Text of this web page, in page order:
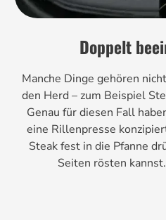
Doppelt
Manche Dinge gehören
den Herd – zum Beispiel
Genau für diesen Fall
eine Rillenpresse
Steak fest in die Pfanne
Seiten rösten